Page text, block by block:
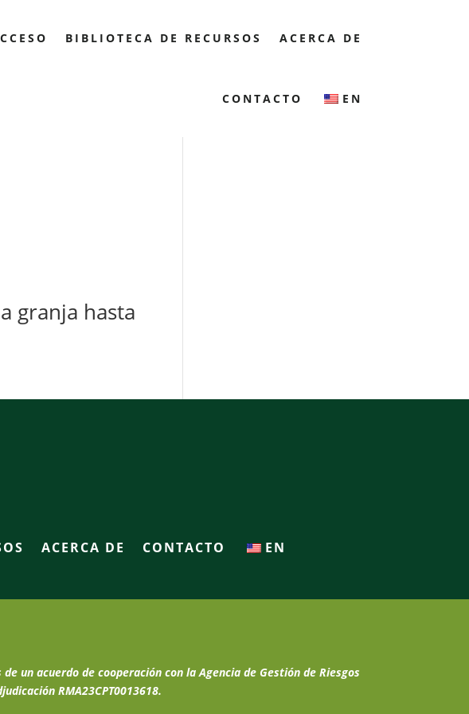
BIBLIOTECA DE RECURSOS ACERCA DE
CONTACTO EN
granja hasta
ACERCA DE CONTACTO EN
un acuerdo de cooperación con la Agencia de Gestión de Riesgos
RMA23CPT0013618.